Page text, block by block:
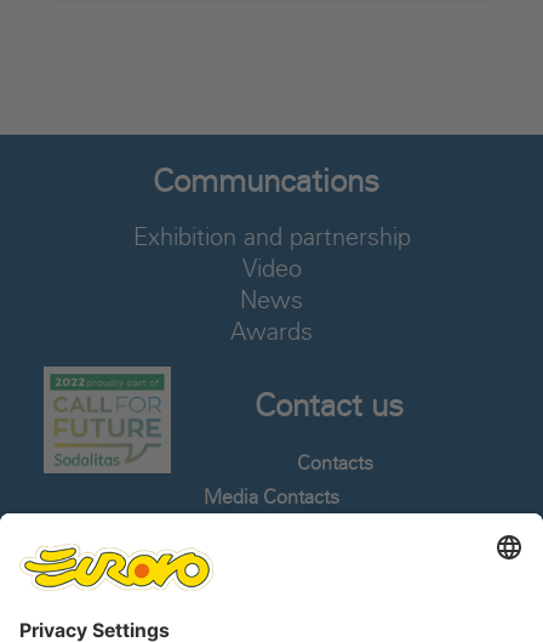
Communcations
Exhibition and partnership
Video
News
Awards
Contact us
Contacts
Media Contacts
Whistleblowing